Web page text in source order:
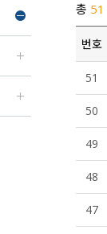
총 51
번호
51
50
49
48
47